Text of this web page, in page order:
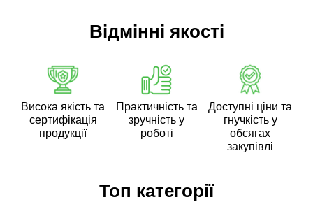
Відмінні якості
Висока якість та
сертифікація
продукції
Практичність та
зручність у
роботі
Доступні ціни та
гнучкість у
обсягах
закупівлі
Топ категорії